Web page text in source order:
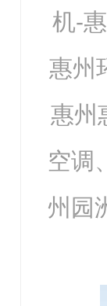
机-
惠州
惠州
空调
州园